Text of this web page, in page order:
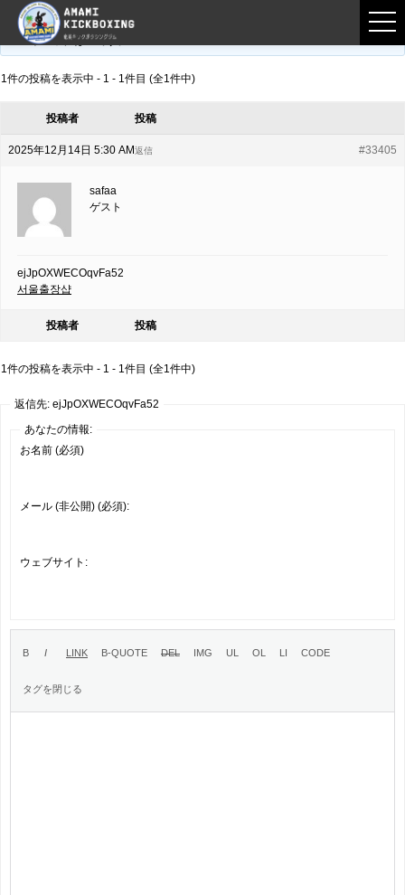
フロントページ › フォーラム
このトピックは空です。
1件の投稿を表示中 - 1 - 1件目 (全1件中)
投稿者 投稿
2025年12月14日 5:30 AM #33405
返信
safaa
ゲスト
ejJpOXWECOqvFa52
서울출장샵
投稿者 投稿
1件の投稿を表示中 - 1 - 1件目 (全1件中)
返信先: ejJpOXWECOqvFa52
あなたの情報:
お名前 (必須)
メール (非公開) (必須):
ウェブサイト: